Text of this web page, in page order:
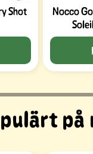
Shot
Nocco
på